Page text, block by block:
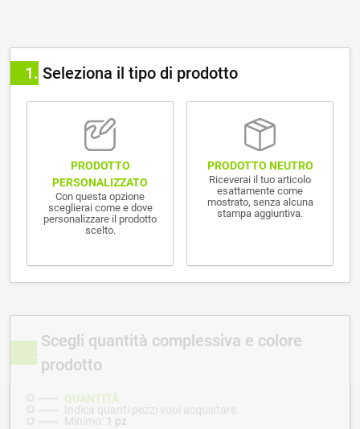
1 Seleziona il tipo di prodotto
PRODOTTO
PERSONALIZZATO
Con questa opzione
sceglierai come e dove
personalizzare il prodotto
scelto.
PRODOTTO NEUTRO
Riceverai il tuo articolo
esattamente come
mostrato, senza alcuna
stampa aggiuntiva.
Scegli quantità complessiva e colore
prodotto
QUANTITÀ
Indica quanti pezzi vuoi acquistare.
Minimo: 1 pz